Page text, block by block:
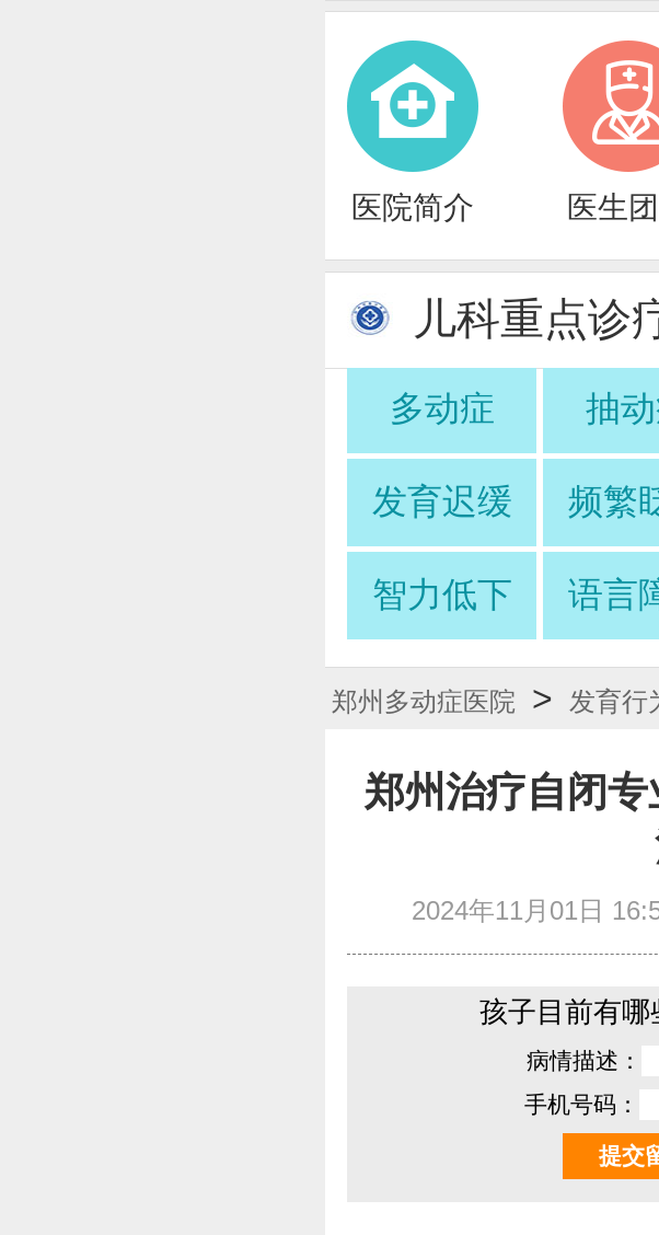
医院简介 医生
儿科重点诊
多动症 抽
发育迟缓 频繁
智力低下 语言
郑州多动症医院 > 发育行
郑州治疗自闭
2024年11月01日
孩子目前有哪
病情描述：
手机号码：